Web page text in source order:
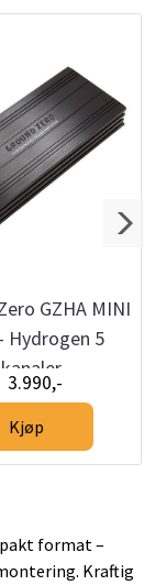
GZHA MINI
Hydrogen 5
kanaler
3.990,-
Kjøp
format –
Kraftig